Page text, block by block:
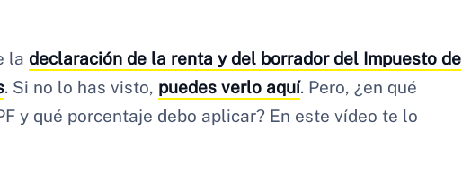
la declaración de la renta y del borrador del Impuesto de
. Si no lo has visto, puedes verlo aquí. Pero, ¿en qué
y qué porcentaje debo aplicar? En este vídeo te lo